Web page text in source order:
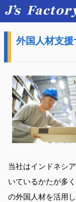
外国人材支
当社はインドネシ
いているかたが多
の外国人材を活用